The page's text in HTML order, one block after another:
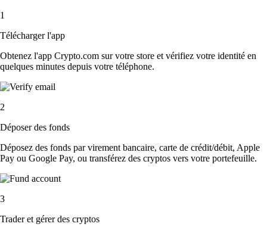
1
Télécharger l'app
Obtenez l'app Crypto.com sur votre store et vérifiez votre identité en
quelques minutes depuis votre téléphone.
2
Déposer des fonds
Déposez des fonds par virement bancaire, carte de crédit/débit, Apple
Pay ou Google Pay, ou transférez des cryptos vers votre portefeuille.
3
Trader et gérer des cryptos